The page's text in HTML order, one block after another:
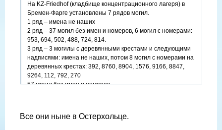
На KZ-Friedhof (кладбище концентрационного лагеря) в
Бремен-Фарге установлены 7 рядов могил.
1 ряд – имена не наших
2 ряд – 37 могил без имен и номеров, 6 могил с номерами:
953, 694, 502, 488, 724, 814.
3 ряд – 3 могилы с деревянными крестами и следующими
надписями: имена не наших, потом 8 могил с номерами на
деревянных крестах: 392, 8760, 8904, 1576, 9166, 8847,
9264, 112, 792, 270
57 могил без имен и номеров
Все они ныне в Остерхольце.